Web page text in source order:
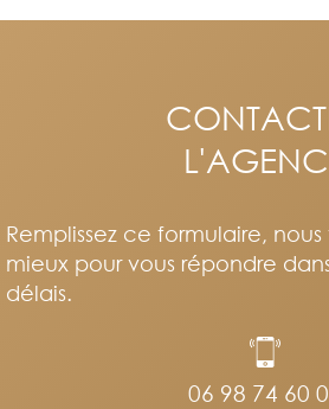
Remplissez ce formulaire,
mieux pour vous répondre
délais.
06 98 74 60